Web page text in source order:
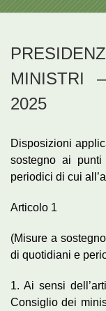
MINISTRI
2025
Disposizioni
sostegno ai
periodici di cui
Articolo 1
(Misure a
di quotidiani e
1. Ai sensi
Consiglio dei